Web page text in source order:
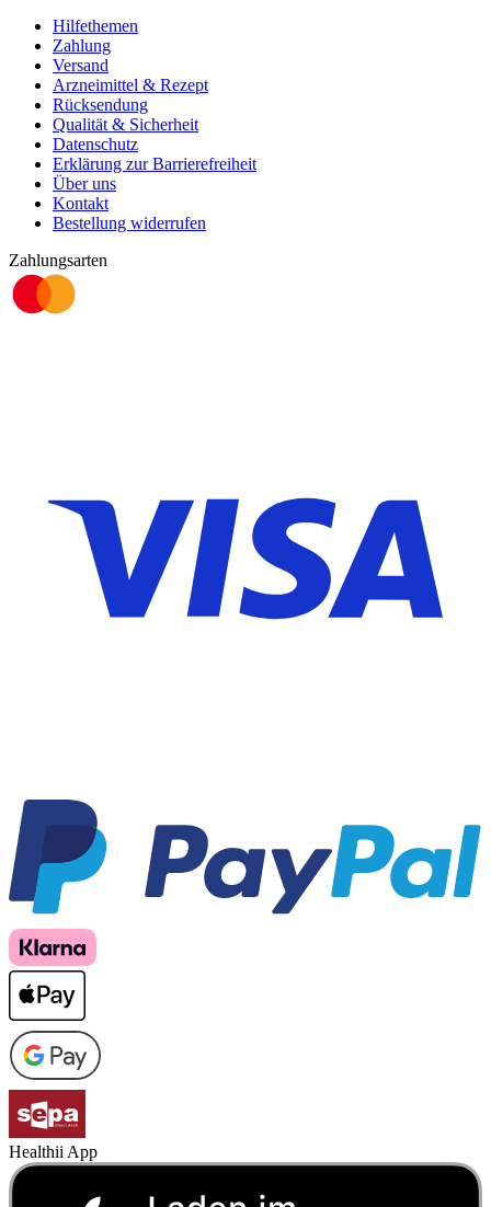
Hilfethemen
Zahlung
Versand
Arzneimittel & Rezept
Rücksendung
Qualität & Sicherheit
Datenschutz
Erklärung zur Barrierefreiheit
Über uns
Kontakt
Bestellung widerrufen
Zahlungsarten
Healthii App